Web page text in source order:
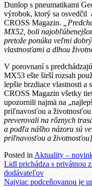
Dunlop s pneumatikami
výrobok, ktorý sa osvedčil
CROSS Magazin.
MX52, boli
pretože ponúka veľmi
vlastnosťami a dlhou
V porovnaní s
MX53 ešte širší rozsah
lepšie brzdiace vlastnosti a
CROSS Magazin všetky
upozornili najmä na
priľnavosťou a životnosťou
preverovali na rôznych
a podľa nášho názoru sú
priľnavosťou a
Posted in Aktuality –
Navigácia
v
Lidl prichádza s privátnou
dodávateľov
Najviac podceňovanou je